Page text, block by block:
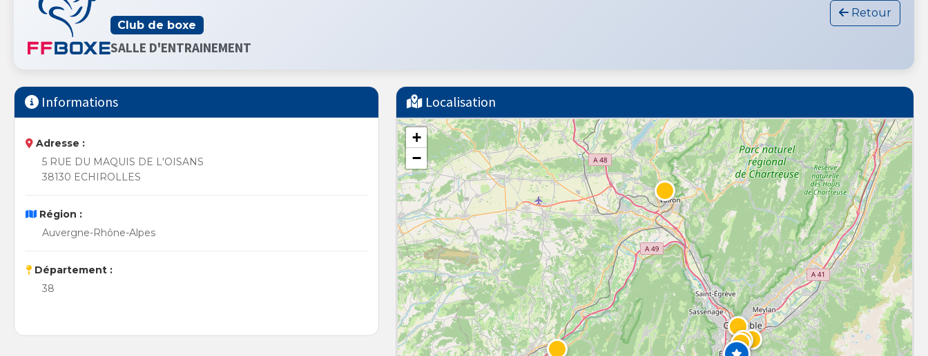
Club de boxe
SALLE D'ENTRAINEMENT
Retour
Informations
Adresse :
5 RUE DU MAQUIS DE L'OISANS
38130 ECHIROLLES
Région :
Auvergne-Rhône-Alpes
Département :
38
Localisation
+
−